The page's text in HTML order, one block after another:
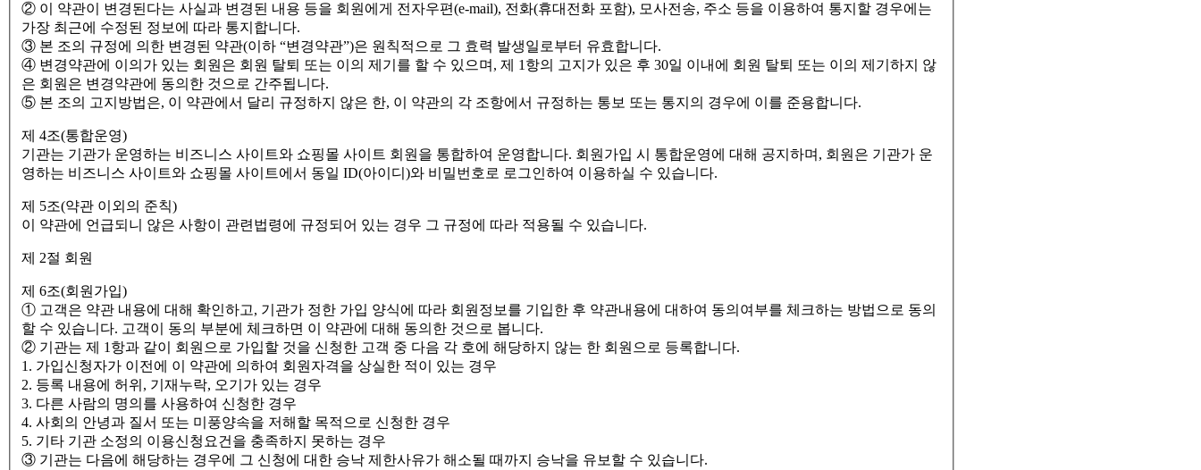
② 이 약관이 변경된다는 사실과 변경된 내용 등을 회원에게 전자우편(e-mail), 전화(휴대전화 포함), 모사전송, 주소 등을 이용하여 통지할 경우에는
가장 최근에 수정된 정보에 따라 통지합니다.
③ 본 조의 규정에 의한 변경된 약관(이하 “변경약관”)은 원칙적으로 그 효력 발생일로부터 유효합니다.
④ 변경약관에 이의가 있는 회원은 회원 탈퇴 또는 이의 제기를 할 수 있으며, 제 1항의 고지가 있은 후 30일 이내에 회원 탈퇴 또는 이의 제기하지 않
은 회원은 변경약관에 동의한 것으로 간주됩니다.
⑤ 본 조의 고지방법은, 이 약관에서 달리 규정하지 않은 한, 이 약관의 각 조항에서 규정하는 통보 또는 통지의 경우에 이를 준용합니다.
제 4조(통합운영)
기관는 기관가 운영하는 비즈니스 사이트와 쇼핑몰 사이트 회원을 통합하여 운영합니다. 회원가입 시 통합운영에 대해 공지하며, 회원은 기관가 운
영하는 비즈니스 사이트와 쇼핑몰 사이트에서 동일 ID(아이디)와 비밀번호로 로그인하여 이용하실 수 있습니다.
제 5조(약관 이외의 준칙)
이 약관에 언급되니 않은 사항이 관련법령에 규정되어 있는 경우 그 규정에 따라 적용될 수 있습니다.
제 2절 회원
제 6조(회원가입)
① 고객은 약관 내용에 대해 확인하고, 기관가 정한 가입 양식에 따라 회원정보를 기입한 후 약관내용에 대하여 동의여부를 체크하는 방법으로 동의
할 수 있습니다. 고객이 동의 부분에 체크하면 이 약관에 대해 동의한 것으로 봅니다.
② 기관는 제 1항과 같이 회원으로 가입할 것을 신청한 고객 중 다음 각 호에 해당하지 않는 한 회원으로 등록합니다.
1. 가입신청자가 이전에 이 약관에 의하여 회원자격을 상실한 적이 있는 경우
2. 등록 내용에 허위, 기재누락, 오기가 있는 경우
3. 다른 사람의 명의를 사용하여 신청한 경우
4. 사회의 안녕과 질서 또는 미풍양속을 저해할 목적으로 신청한 경우
5. 기타 기관 소정의 이용신청요건을 충족하지 못하는 경우
③ 기관는 다음에 해당하는 경우에 그 신청에 대한 승낙 제한사유가 해소될 때까지 승낙을 유보할 수 있습니다.